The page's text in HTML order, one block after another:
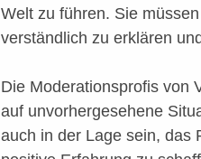
Welt zu führen. Sie
verständlich zu erklären
Die Moderationsprofis von
auf unvorhergesehene
auch in der Lage sein, das